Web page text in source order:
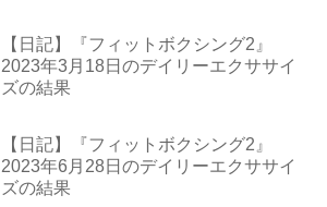
【日記】『フィットボクシング2』
2023年3月18日のデイリーエクササイ
ズの結果
【日記】『フィットボクシング2』
2023年6月28日のデイリーエクササイ
ズの結果